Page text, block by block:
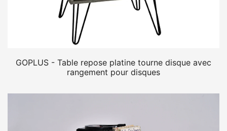
GOPLUS - Table repose platine tourne disque avec
rangement pour disques